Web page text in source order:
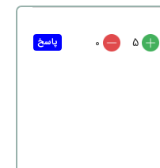
5
0 پاسخ